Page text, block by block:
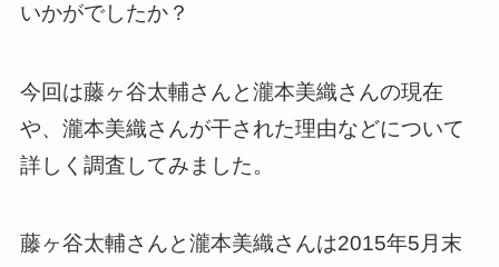
いかがでしたか？
今回は藤ヶ谷太輔さんと瀧本美織さんの現在
や、瀧本美織さんが干された理由などについて
詳しく調査してみました。
藤ヶ谷太輔さんと瀧本美織さんは2015年5月末